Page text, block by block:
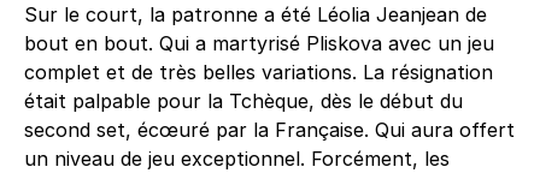
Sur le court, la patronne a été Léolia Jeanjean de
bout en bout. Qui a martyrisé Pliskova avec un jeu
complet et de très belles variations. La résignation
était palpable pour la Tchèque, dès le début du
second set, écœuré par la Française. Qui aura offert
un niveau de jeu exceptionnel. Forcément, les